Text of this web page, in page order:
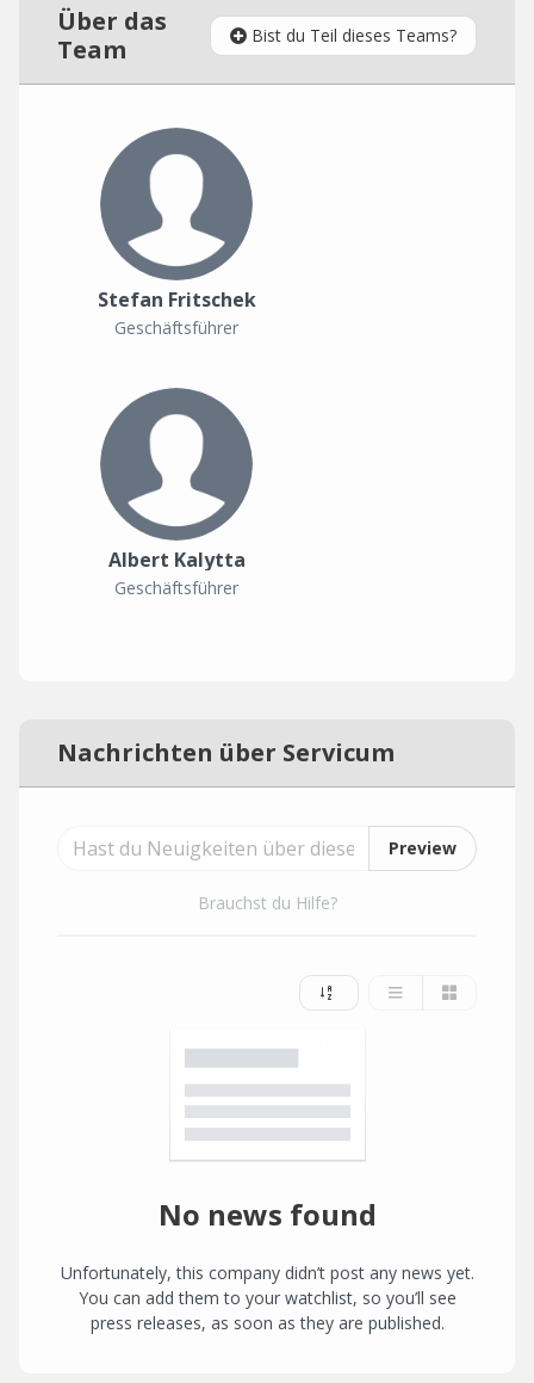
Über das
Team
Bist du Teil dieses Teams?
Stefan Fritschek
Geschäftsführer
Albert Kalytta
Geschäftsführer
Nachrichten über Servicum
Preview
Brauchst du Hilfe?
No news found
Unfortunately, this company didn’t post any news yet.
You can add them to your watchlist, so you’ll see
press releases, as soon as they are published.